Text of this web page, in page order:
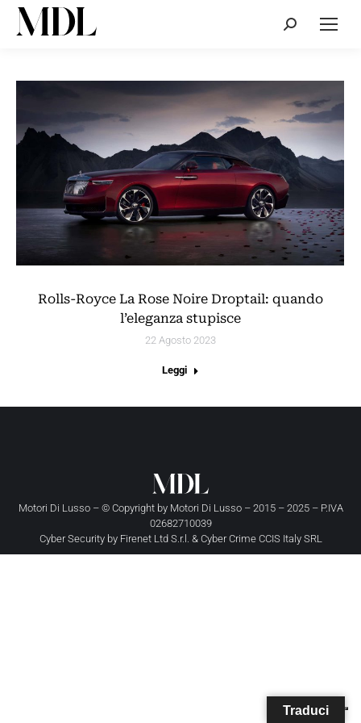
Cerca:
Rolls-Royce La Rose Noire Droptail: quando
l’eleganza stupisce
22 Agosto 2023
Leggi
Motori Di Lusso – © Copyright by Motori Di Lusso– 2015 – 2025 – P.IVA
02682710039
Cyber Security by Firenet Ltd S.r.l. & Cyber Crime CCIS Italy SRL
Traduci